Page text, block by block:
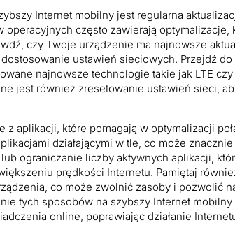
Internet mobilny jest regularna
operacyjnych często zawierają optymalizacje,
czy Twoje urządzenie ma najnowsze
ustawień sieciowych. Przejdź
najnowsze technologie takie jak LTE
jest również zresetowanie ustawień sieci,
z aplikacji, które pomagają w optymalizacji
działającymi w tle, co może
ograniczanie liczby aktywnych aplikacji,
prędkości Internetu. Pamiętaj
co może zwolnić zasoby i pozwolić
tych sposobów na szybszy Internet
online, poprawiając działanie